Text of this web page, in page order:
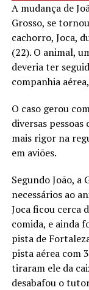
A mudança de
Grosso, se
cachorro, Joca,
(22). O animal,
deveria ter
companhia
O caso gerou
diversas
mais rigor na
em aviões.
Segundo João, a
necessários ao
Joca ficou cerca
comida, e ainda
pista de
pista aérea com
tiraram ele da
desabafou o